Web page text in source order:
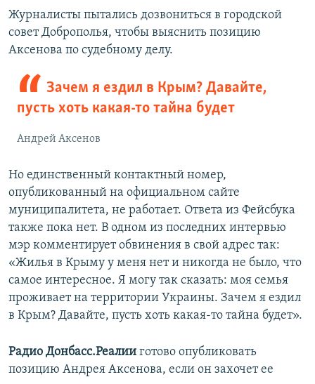
Журналисты пытались дозвониться в городской
совет Доброполья, чтобы выяснить позицию
Аксенова по судебному делу.
Зачем я ездил в Крым? Давайте,
пусть хоть какая-то тайна будет
Андрей Аксенов
Но единственный контактный номер,
опубликованный на официальном сайте
муниципалитета, не работает. Ответа из Фейсбука
также пока нет. В одном из последних интервью
мэр комментирует обвинения в свой адрес так:
«Жилья в Крыму у меня нет и никогда не было, что
самое интересное. Я могу так сказать: моя семья
проживает на территории Украины. Зачем я ездил
в Крым? Давайте, пусть хоть какая-то тайна будет».
Радио Донбасс.Реалии готово опубликовать
позицию Андрея Аксенова, если он захочет ее